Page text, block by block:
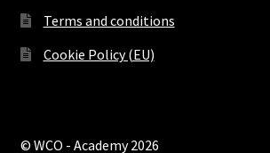
Terms and conditions
Cookie Policy (EU)
© WCO - Academy 2026